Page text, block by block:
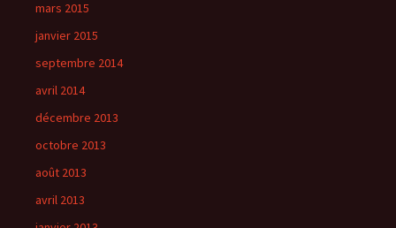
mars 2015
janvier 2015
septembre 2014
avril 2014
décembre 2013
octobre 2013
août 2013
avril 2013